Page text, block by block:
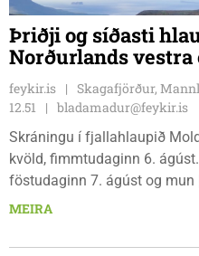
Þriðji og síðasti
Norðurlands
feykir.is Skagafjörður,
12.51
bladamadur@feykir.is
Skráningu í fjallahlaupið
kvöld, fimmtudaginn 6.
föstudaginn 7. ágúst og
keppendur sem ætla sér 20
fjölbrautaskólans en þar er
MEIRA